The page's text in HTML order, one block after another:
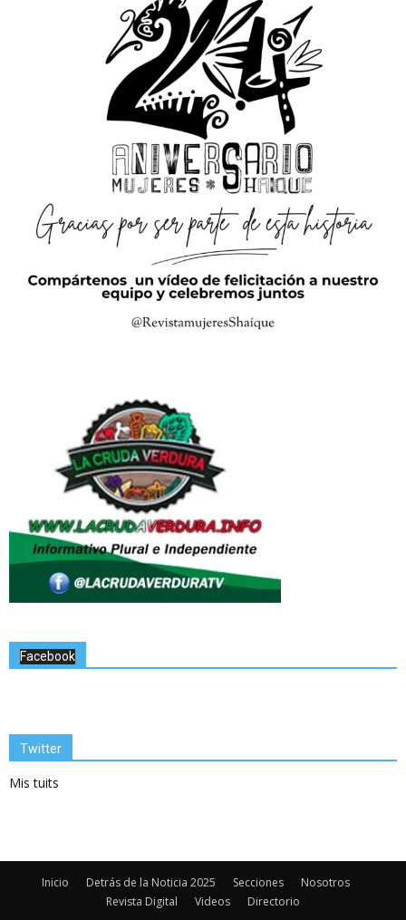
Facebook
Twitter
Mis tuits
Inicio Detrás de la Noticia 2025 Secciones
Nosotros
Revista Digital
Videos Directorio